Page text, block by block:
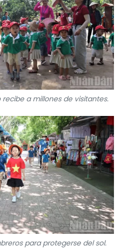
a millones de visitantes.
para protegerse del sol.